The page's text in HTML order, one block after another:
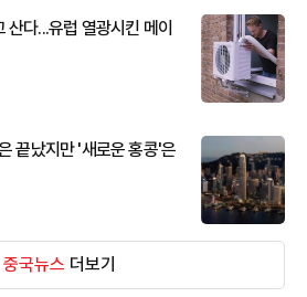
다...유럽 열광시킨 메이
끝났지만 '새로운 홍콩'은
중국뉴스 더보기